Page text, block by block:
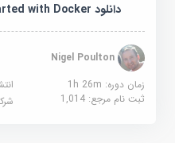
دانلود Getting Started with Docker
Nigel Poulton
زمان دوره: 1h 26m
ثبت نام مرجع:1,014